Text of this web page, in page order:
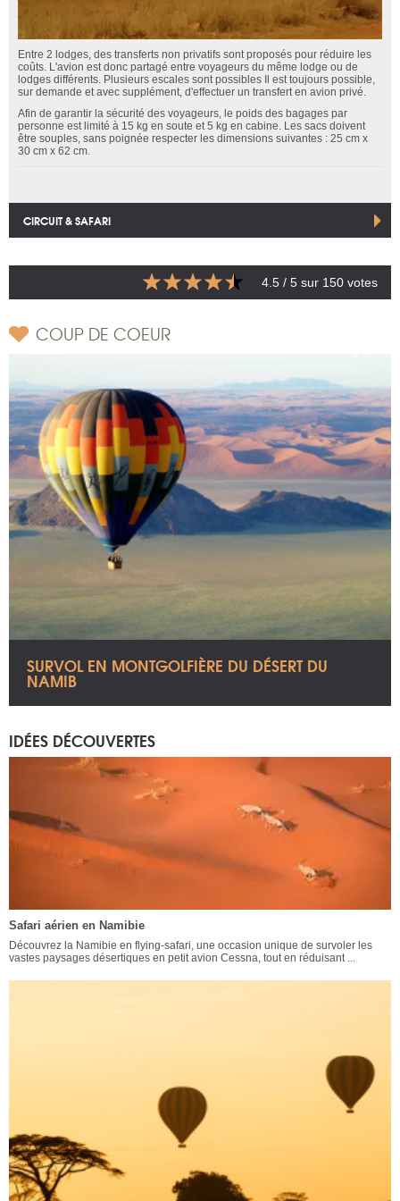
Entre 2 lodges, des transferts non privatifs sont proposés pour réduire les
coûts. L'avion est donc partagé entre voyageurs du même lodge ou de
lodges différents. Plusieurs escales sont possibles Il est toujours possible,
sur demande et avec supplément, d'effectuer un transfert en avion privé.
Afin de garantir la sécurité des voyageurs, le poids des bagages par
personne est limité à 15 kg en soute et 5 kg en cabine. Les sacs doivent
être souples, sans poignée respecter les dimensions suivantes : 25 cm x
30 cm x 62 cm.
CIRCUIT & SAFARI
4.5 / 5 sur 150 votes
COUP DE COEUR
SURVOL EN MONTGOLFIÈRE DU DÉSERT DU
NAMIB
IDÉES DÉCOUVERTES
Safari aérien en Namibie
Découvrez la Namibie en flying-safari, une occasion unique de survoler les
vastes paysages désertiques en petit avion Cessna, tout en réduisant ...